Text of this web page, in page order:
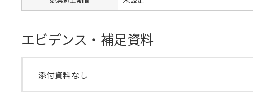
エビデンス・補足資料
添付資料なし